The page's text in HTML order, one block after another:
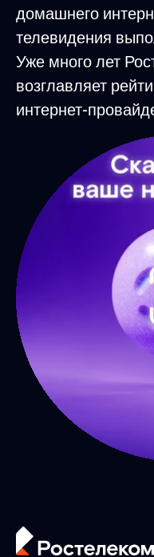
домашнего
телевидения
Уже много лет
возглавляет
интернет-